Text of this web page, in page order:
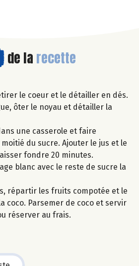
de la recette
le coeur et le détailler en dés.
ôter le noyau et détailler la
une casserole et faire
du sucre. Ajouter le jus et le
fondre 20 minutes.
blanc avec le reste de sucre la
répartir les fruits compotée et le
coco. Parsemer de coco et servir
réserver au frais.